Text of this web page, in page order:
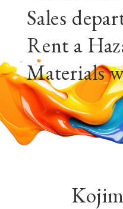
Sales
Rent a
Materials